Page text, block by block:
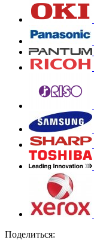
Поделиться: